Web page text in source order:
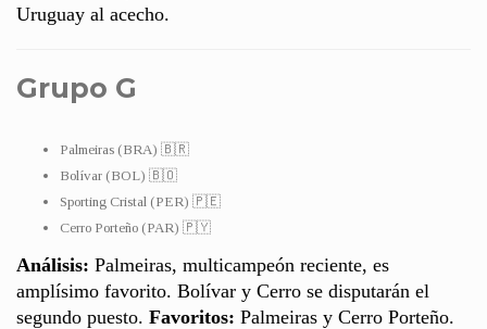
Uruguay al acecho.
Grupo G
Palmeiras (BRA) 🇧🇷
Bolívar (BOL) 🇧🇴
Sporting Cristal (PER) 🇵🇪
Cerro Porteño (PAR) 🇵🇾
Análisis: Palmeiras, multicampeón reciente, es
amplísimo favorito. Bolívar y Cerro se disputarán el
segundo puesto. Favoritos: Palmeiras y Cerro Porteño.